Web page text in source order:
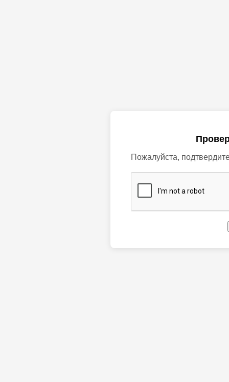
Пожалуйста,